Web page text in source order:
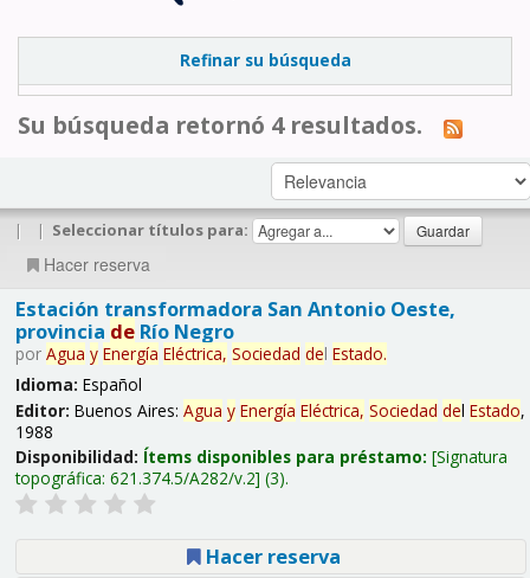
Refinar su búsqueda
Su búsqueda retornó 4 resultados.
| | Seleccionar títulos para:
Hacer reserva
Estación transformadora San Antonio Oeste,
provincia deRío Negro
por Agua y Energía Eléctrica, Sociedad del Estado.
Idioma: Español
Editor: Buenos Aires: Agua y Energía Eléctrica, Sociedad del Estado,
1988
Disponibilidad: Ítems disponibles para préstamo: Signatura
topográfica: 621.374.5/A282/v.2 (3).
Hacer reserva